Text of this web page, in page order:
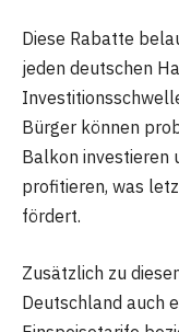
Diese Rabatte
jeden deutschen
Bürger können
Balkon investieren
profitieren, was
fördert.
Zusätzlich zu
Deutschland auch